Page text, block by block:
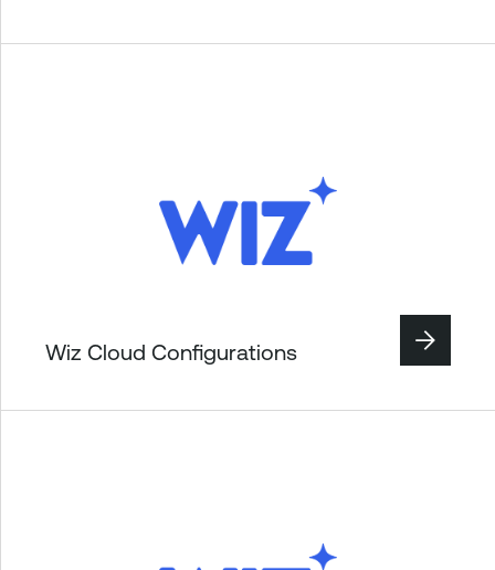
Wiz Cloud Configurations